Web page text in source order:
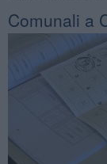
Comunali a